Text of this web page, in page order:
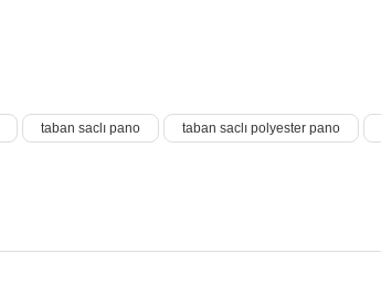
taban saclı pano taban saclı polyester pano